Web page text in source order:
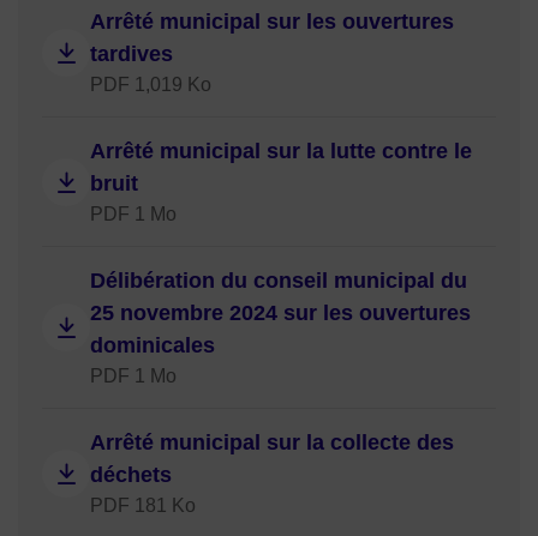
Arrêté municipal sur les ouvertures
tardives
PDF 1,019 Ko
Arrêté municipal sur la lutte contre le
bruit
PDF 1 Mo
Délibération du conseil municipal du
25 novembre 2024 sur les ouvertures
dominicales
PDF 1 Mo
Arrêté municipal sur la collecte des
déchets
PDF 181 Ko